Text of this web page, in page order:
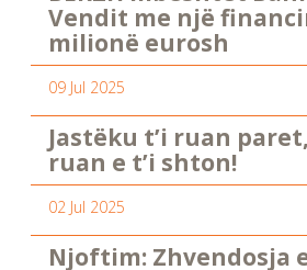
Vendit me një
milionë eurosh
09 Jul 2025
Jastëku t’i ruan paret,
ruan e t’i shton!
02 Jul 2025
Njoftim: Zhvendosja